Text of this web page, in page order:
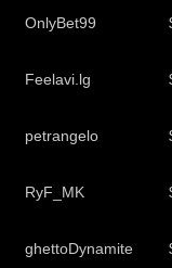
OnlyBet99
Feelavi.lg
petrangelo
RyF_MK
ghettoDynamite